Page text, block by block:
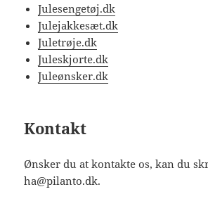
Julesengetøj.dk
Julejakkesæt.dk
Juletrøje.dk
Juleskjorte.dk
Juleønsker.dk
Kontakt
Ønsker du at kontakte os, kan du
ha@pilanto.dk.